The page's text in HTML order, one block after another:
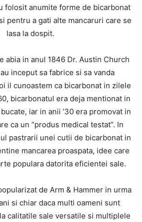
folosit anumite forme de bicarbonat
pentru a gati alte mancaruri care se
lasa la dospit.
abia in anul 1846 Dr. Austin Church
inceput sa fabrice si sa vanda
il cunoastem ca bicarbonat in zilele
bicarbonatul era deja mentionat in
iar in anii ’30 era promovat in
ca un “produs medical testat”. In
pastrarii unei cutii de bicarbonat in
mancarea proaspata, idee care
populara datorita eficientei sale.
de Arm & Hammer in urma
si chiar daca multi oameni sunt
calitatile sale versatile si multiplele